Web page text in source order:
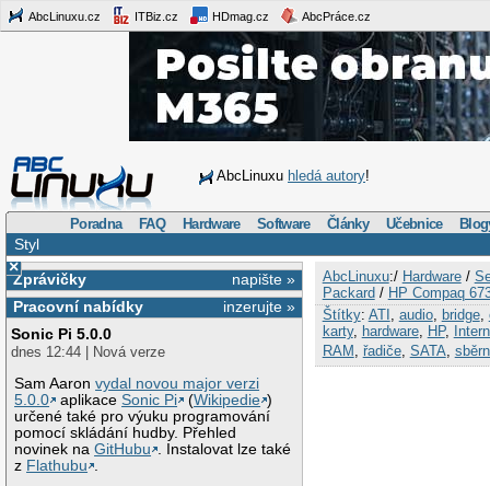
AbcLinuxu.cz ITBiz.cz HDmag.cz AbcPráce.cz
AbcLinuxu hledá autory!
Poradna FAQ Hardware Software Články Učebnice
Styl
×
napište »
Zprávičky
inzerujte »
Pracovní nabídky
Sonic Pi 5.0.0
dnes 12:44 | Nová verze
Sam Aaronvydal novou major verzi
5.0.0
aplikaceSonic Pi (Wikipedie )
určené také pro výuku programování
pomocí skládání hudby. Přehled
novinek naGitHubu
. Instalovat lze také
z Flathubu
AbcLinuxu:/ Hardware/
Packard / HP Compaq
Štítky: ATI , audio, bridge,
karty, hardware, HP,
RAM , řadiče, SATA,